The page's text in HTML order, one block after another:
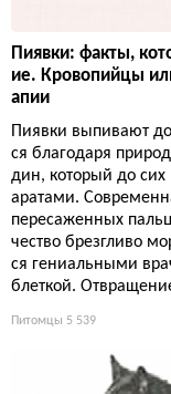
Пиявки: факты,
ие. Кровопийцы
апии
Пиявки выпивают до
ся благодаря
дин, который до сих
аратами.
пересаженных
чество брезгливо
ся гениальными
блеткой.
Питомцы 5 539